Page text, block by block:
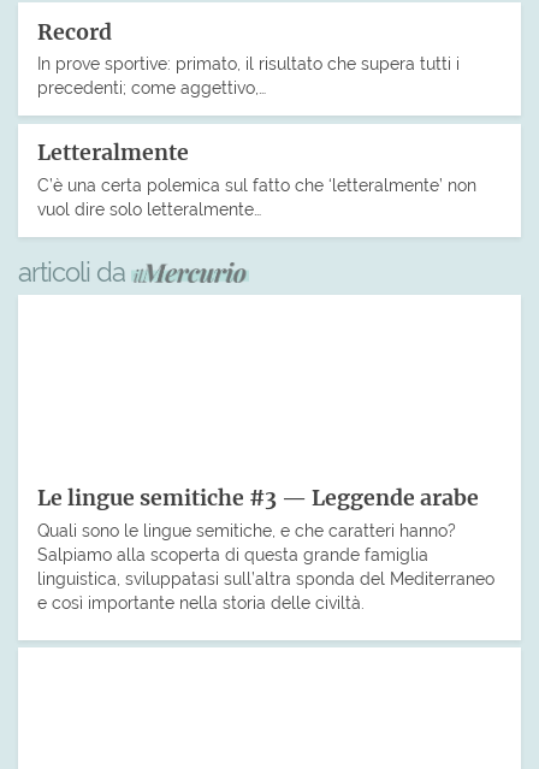
Record
In prove sportive: primato, il risultato che supera tutti i
precedenti; come aggettivo,…
Letteralmente
C’è una certa polemica sul fatto che ‘letteralmente’ non
vuol dire solo letteralmente…
articoli da
Le lingue semitiche #3 — Leggende arabe
Quali sono le lingue semitiche, e che caratteri hanno?
Salpiamo alla scoperta di questa grande famiglia
linguistica, sviluppatasi sull’altra sponda del Mediterraneo
e così importante nella storia delle civiltà.